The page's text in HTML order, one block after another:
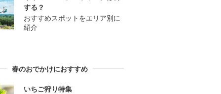
する？
おすすめスポットをエリア別に
紹介
春のおでかけにおすすめ
いちご狩り特集